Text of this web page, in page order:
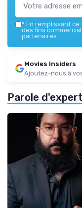
* En remplissant ce
des fins
partenaires.
Movies Insiders
Ajoutez-nous à
Parole